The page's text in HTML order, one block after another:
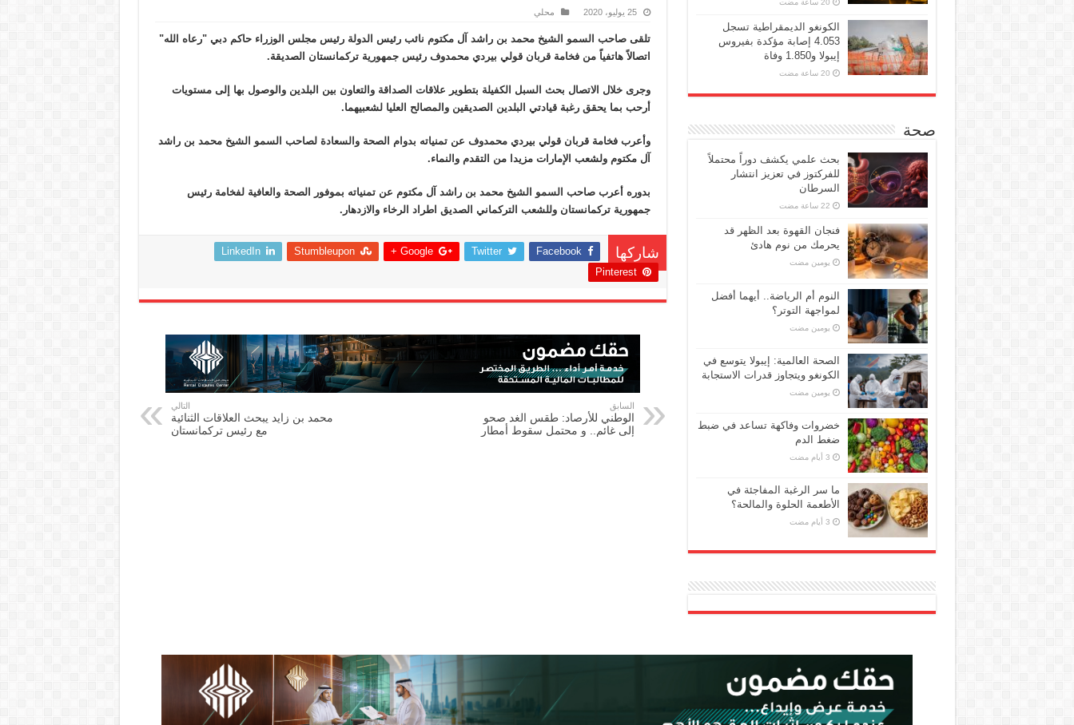
25 يوليو، 2020 محلي
تلقى صاحب السمو الشيخ محمد بن راشد آل مكتوم نائب رئيس الدولة رئيس مجلس الوزراء حاكم دبي "رعاه الله"
اتصالاً هاتفياً من فخامة قربان قولي بيردي محمدوف رئيس جمهورية تركمانستان الصديقة.
وجرى خلال الاتصال بحث السبل الكفيلة بتطوير علاقات الصداقة والتعاون بين البلدين والوصول بها إلى مستويات
أرحب بما يحقق رغبة قيادتي البلدين الصديقين والمصالح العليا لشعبيهما.
وأعرب فخامة قربان قولي بيردي محمدوف عن تمنياته بدوام الصحة والسعادة لصاحب السمو الشيخ محمد بن راشد
آل مكتوم ولشعب الإمارات مزيدا من التقدم والنماء.
بدوره أعرب صاحب السمو الشيخ محمد بن راشد آل مكتوم عن تمنياته بموفور الصحة والعافية لفخامة رئيس
جمهورية تركمانستان وللشعب التركماني الصديق اطراد الرخاء والازدهار.
شاركها Facebook
Twitter
Google +
Stumbleupon
LinkedIn
Pinterest
السابق
الوطني للأرصاد: طقس الغد صحو
إلى غائم.. و محتمل سقوط أمطار
التالي
محمد بن زايد يبحث العلاقات الثنائية
مع رئيس تركمانستان
الكونغو الديمقراطية تسجل
4.053 إصابة مؤكدة بفيروس
إيبولا و1.850 وفاة
صحة
بحث علمي يكشف دوراً محتملاً
للفركتوز في تعزيز انتشار
السرطان
فنجان القهوة بعد الظهر قد
يحرمك من نوم هادئ
‏يومين مضت
النوم أم الرياضة.. أيهما أفضل
لمواجهة التوتر؟
‏يومين مضت
الصحة العالمية: إيبولا يتوسع في
الكونغو ويتجاوز قدرات الاستجابة
‏يومين مضت
خضروات وفاكهة تساعد في ضبط
ضغط الدم
ما سر الرغبة المفاجئة في
الأطعمة الحلوة والمالحة؟